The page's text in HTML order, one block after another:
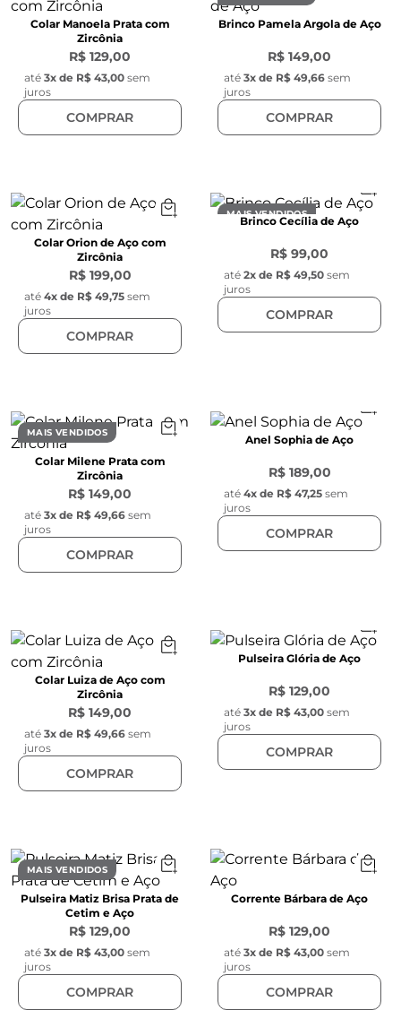
Colar Manoela Prata com
Zircônia
R$ 129,00
até 3x de R$ 43,00 sem
juros
COMPRAR
Brinco Pamela Argola de Aço
R$ 149,00
até 3x de R$ 49,66 sem
juros
COMPRAR
Colar Orion de Aço com
Zircônia
R$ 199,00
até 4x de R$ 49,75 sem
juros
COMPRAR
MAIS VENDIDOS
Brinco Cecília de Aço
R$ 99,00
até 2x de R$ 49,50 sem
juros
COMPRAR
MAIS VENDIDOS
Colar Milene Prata com
Zircônia
R$ 149,00
até 3x de R$ 49,66 sem
juros
COMPRAR
Anel Sophia de Aço
R$ 189,00
até 4x de R$ 47,25 sem
juros
COMPRAR
Colar Luiza de Aço com
Zircônia
R$ 149,00
até 3x de R$ 49,66 sem
juros
COMPRAR
Pulseira Glória de Aço
R$ 129,00
até 3x de R$ 43,00 sem
juros
COMPRAR
MAIS VENDIDOS
Pulseira Matiz Brisa Prata de
Cetim e Aço
R$ 129,00
até 3x de R$ 43,00 sem
juros
COMPRAR
Corrente Bárbara de Aço
R$ 129,00
até 3x de R$ 43,00 sem
juros
COMPRAR